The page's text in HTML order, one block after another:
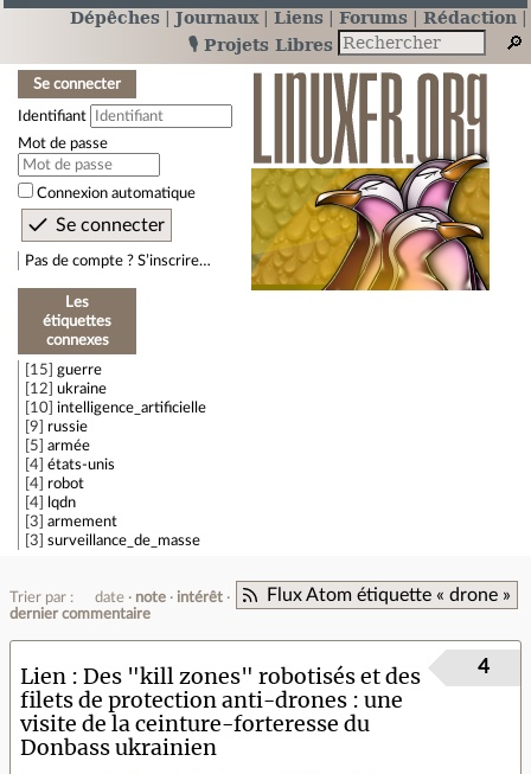
Dépêches Journaux Liens Forums
Rédaction
🎙️ Projets Libres
Se connecter
Identifiant
Mot de passe
Connexion automatique
Pas de compte ? S’inscrire…
Les
étiquettes
connexes
15
guerre
12
ukraine
10 intelligence_artificielle
9
russie
5
armée
4
états-unis
4
robot
4
lqdn
3
armement
3
surveillance_de_masse
Flux Atom étiquette « drone »
Trier par : date note
intérêt
dernier commentaire
Lien
Des "kill zones" robotisés et des
filets de protection anti-drones : une
visite de la ceinture-forteresse du
Donbass ukrainien
4